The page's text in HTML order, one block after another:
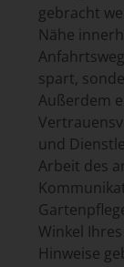
gebracht
Nähe
spart,
Außerdem
und
Arbeit des
Winkel
Hinweise